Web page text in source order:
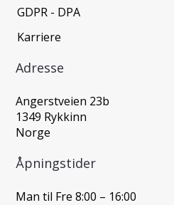
GDPR - DPA
Karriere
Adresse
Angerstveien 23b
1349 Rykkinn
Norge
Åpningstider
Man til Fre 8:00 – 16:00